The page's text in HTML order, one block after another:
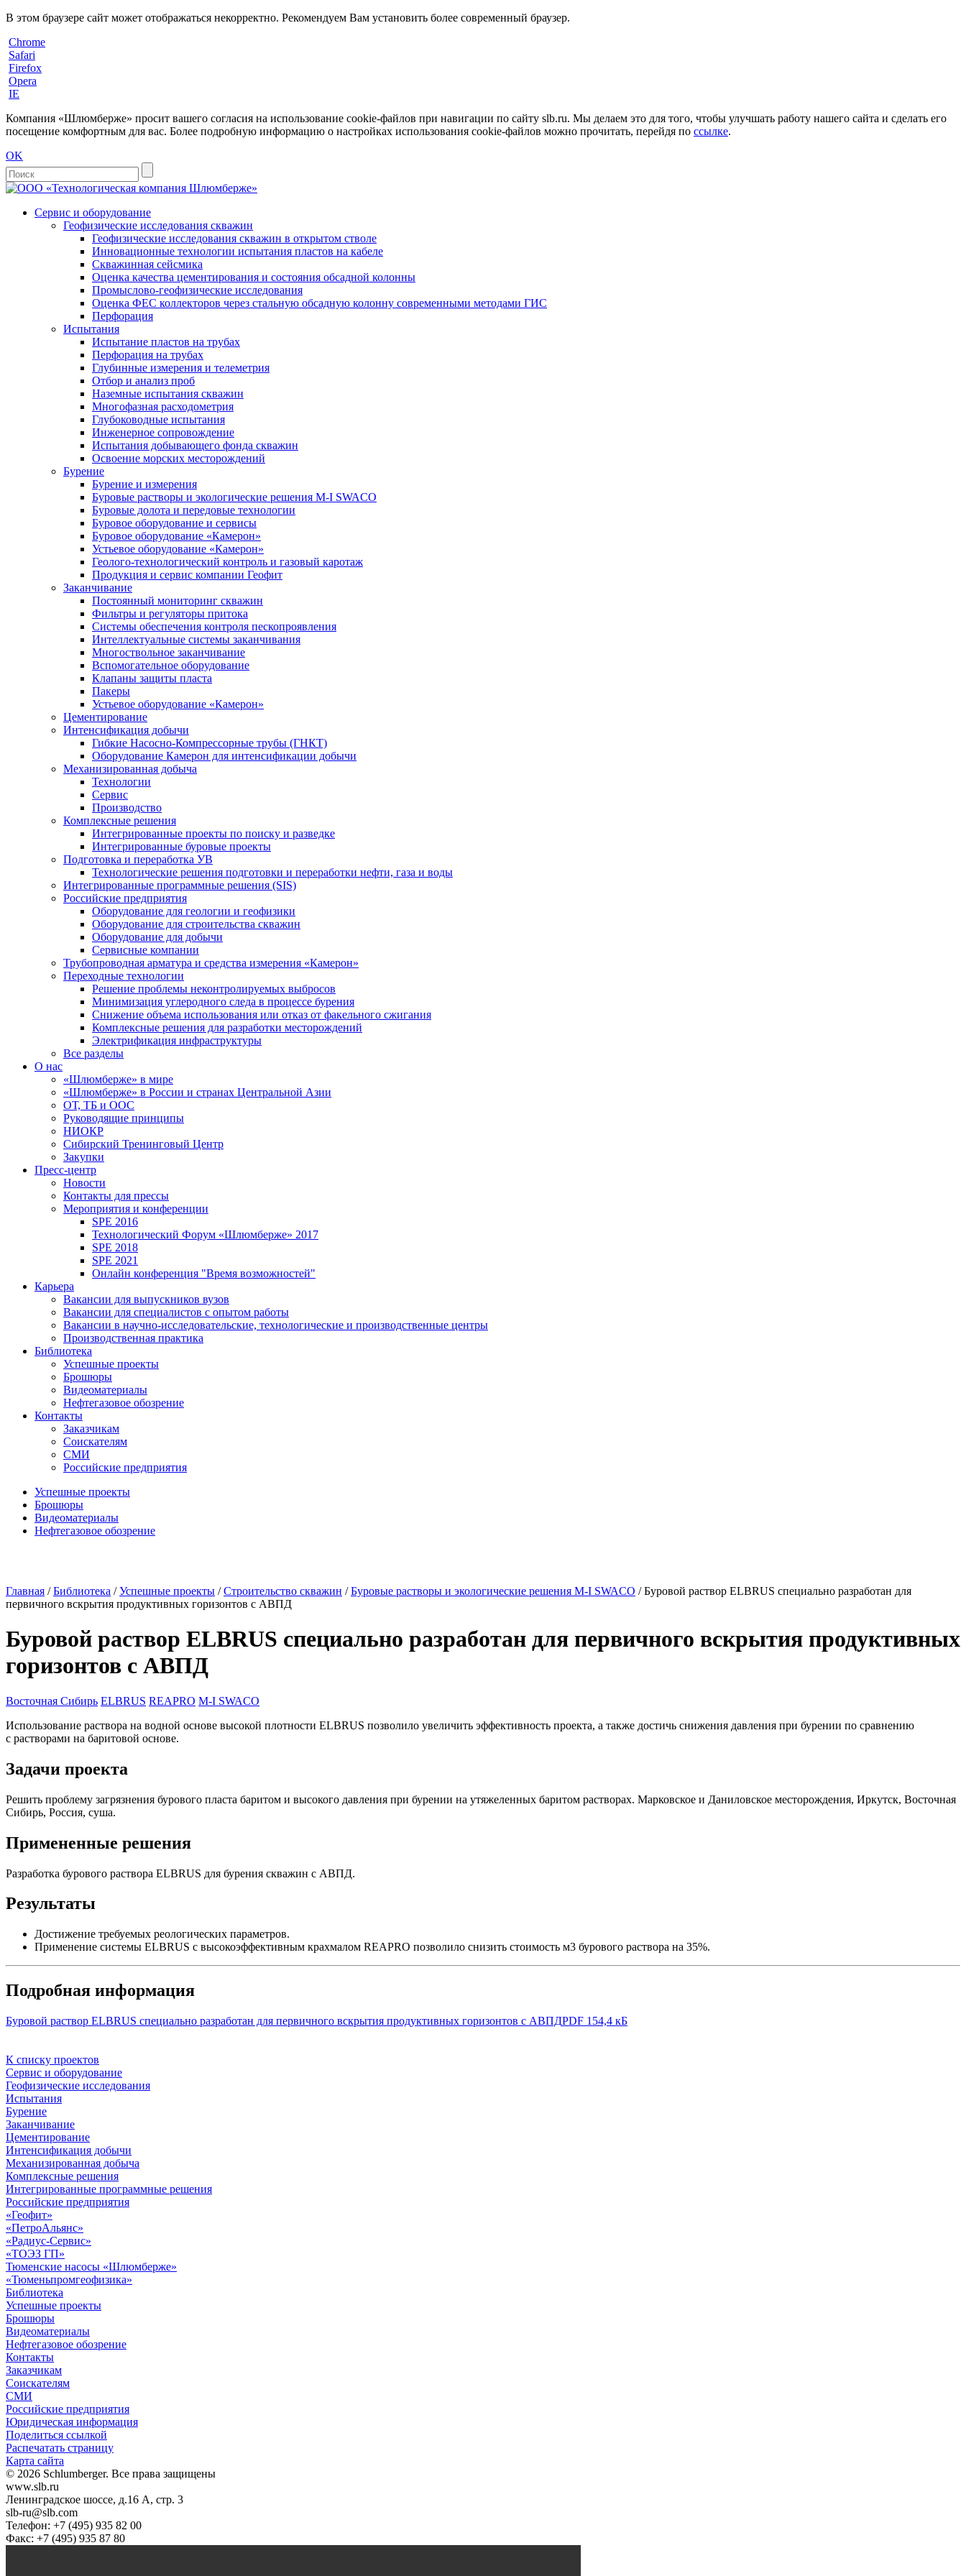
В этом браузере сайт может отображаться некорректно. Рекомендуем Вам установить более современный браузер.
Chrome
Safari
Firefox
Opera
IE
Компания «Шлюмберже» просит вашего согласия на использование cookie-файлов при навигации по сайту slb.ru. Мы делаем это для того, чтобы улучшать работу нашего сайта и сделать его
посещение комфортным для вас. Более подробную информацию о настройках использования cookie-файлов можно прочитать, перейдя по ссылке.
OK
Сервис и оборудование
Геофизические исследования скважин
Геофизические исследования скважин в открытом стволе
Инновационные технологии испытания пластов на кабеле
Скважинная сейсмика
Оценка качества цементирования и состояния обсадной колонны
Промыслово-геофизические исследования
Оценка ФЕС коллекторов через стальную обсадную колонну современными методами ГИС
Перфорация
Испытания
Испытание пластов на трубах
Перфорация на трубах
Глубинные измерения и телеметрия
Отбор и анализ проб
Наземные испытания скважин
Многофазная расходометрия
Глубоководные испытания
Инженерное сопровождение
Испытания добывающего фонда скважин
Освоение морских месторождений
Бурение
Бурение и измерения
Буровые растворы и экологические решения M-I SWACO
Буровые долота и передовые технологии
Буровое оборудование и сервисы
Буровое оборудование «Камерон»
Устьевое оборудование «Камерон»
Геолого-технологический контроль и газовый каротаж
Продукция и сервис компании Геофит
Заканчивание
Постоянный мониторинг скважин
Фильтры и регуляторы притока
Cистемы обеспечения контроля пескопроявления
Интеллектуальные системы заканчивания
Многоствольное заканчивание
Вспомогательное оборудование
Клапаны защиты пласта
Пакеры
Устьевое оборудование «Камерон»
Цементирование
Интенсификация добычи
Гибкие Насосно-Компрессорные трубы (ГНКТ)
Оборудование Камерон для интенсификации добычи
Механизированная добыча
Технологии
Сервис
Производство
Комплексные решения
Интегрированные проекты по поиску и разведке
Интегрированные буровые проекты
Подготовка и переработка УВ
Технологические решения подготовки и переработки нефти, газа и воды
Интегрированные программные решения (SIS)
Российские предприятия
Оборудование для геологии и геофизики
Оборудование для строительства скважин
Оборудование для добычи
Сервисные компании
Трубопроводная арматура и средства измерения «Камерон»
Переходные технологии
Решение проблемы неконтролируемых выбросов
Минимизация углеродного следа в процессе бурения
Снижение объема использования или отказ от факельного сжигания
Комплексные решения для разработки месторождений
Электрификация инфраструктуры
Все разделы
О нас
«Шлюмберже» в мире
«Шлюмберже» в России и странах Центральной Азии
ОТ, ТБ и ООС
Руководящие принципы
НИОКР
Сибирский Тренинговый Центр
Закупки
Пресс-центр
Новости
Контакты для прессы
Мероприятия и конференции
SPE 2016
Технологический Форум «Шлюмберже» 2017
SPE 2018
SPE 2021
Онлайн конференция "Время возможностей"
Карьера
Вакансии для выпускников вузов
Вакансии для специалистов с опытом работы
Вакансии в научно-исследовательские, технологические и производственные центры
Производственная практика
Библиотека
Успешные проекты
Брошюры
Видеоматериалы
Нефтегазовое обозрение
Контакты
Заказчикам
Соискателям
СМИ
Российские предприятия
Успешные проекты
Брошюры
Видеоматериалы
Нефтегазовое обозрение
Главная /Библиотека /Успешные проекты /Строительство скважин /Буровые растворы и экологические решения M-I SWACO /Буровой раствор ELBRUS специально разработан для
первичного вскрытия продуктивных горизонтов с АВПД
Буровой раствор ELBRUS специально разработан для первичного вскрытия продуктивных
горизонтов с АВПД
Восточная Сибирь ELBRUS REAPRO M-I SWACO
Использование раствора на водной основе высокой плотности ELBRUS позволило увеличить эффективность проекта, а также достичь снижения давления при бурении по сравнению
с растворами на баритовой основе.
Задачи проекта
Решить проблему загрязнения бурового пласта баритом и высокого давления при бурении на утяжеленных баритом растворах. Марковское и Даниловское месторождения, Иркутск, Восточная
Сибирь, Россия, суша.
Примененные решения
Разработка бурового раствора ELBRUS для бурения скважин с АВПД.
Результаты
Достижение требуемых реологических параметров.
Применение системы ELBRUS с высокоэффективным крахмалом REAPRO позволило снизить стоимость м3 бурового раствора на 35%.
Подробная информация
Буровой раствор ELBRUS специально разработан для первичного вскрытия продуктивных горизонтов с АВПДPDF 154,4 кБ
К списку проектов
Сервис и оборудование
Геофизические исследования
Испытания
Бурение
Заканчивание
Цементирование
Интенсификация добычи
Механизированная добыча
Комплексные решения
Интегрированные программные решения
Российские предприятия
«Геофит»
«ПетроАльянс»
«Радиус-Сервис»
«ТОЭЗ ГП»
Тюменские насосы «Шлюмберже»
«Тюменьпромгеофизика»
Библиотека
Успешные проекты
Брошюры
Видеоматериалы
Нефтегазовое обозрение
Контакты
Заказчикам
Соискателям
СМИ
Российские предприятия
Юридическая информация
Поделиться ссылкой
Распечатать страницу
Карта сайта
© 2026 Schlumberger. Все права защищены
www.slb.ru
Ленинградское шоссе, д.16 А, стр. 3
slb-ru@slb.com
Телефон: +7 (495) 935 82 00
Факс: +7 (495) 935 87 80